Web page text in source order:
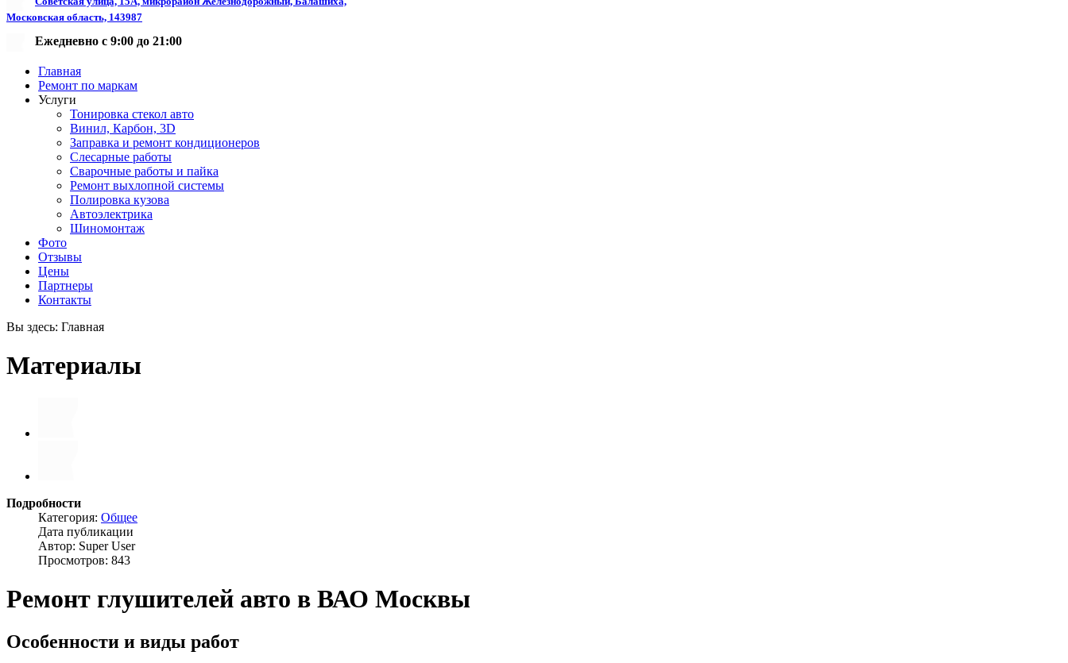
Московская область, 143987
Ежедневно с 9:00 до 21:00
Главная
Ремонт по маркам
Услуги
Тонировка стекол авто
Винил, Карбон, 3D
Заправка и ремонт кондиционеров
Слесарные работы
Сварочные работы и пайка
Ремонт выхлопной системы
Полировка кузова
Автоэлектрика
Шиномонтаж
Фото
Отзывы
Цены
Партнеры
Контакты
Вы здесь: Главная
Материалы
Подробности
Категория: Общее
Дата публикации
Автор: Super User
Просмотров: 843
Ремонт глушителей авто в ВАО Москвы
Особенности и виды работ